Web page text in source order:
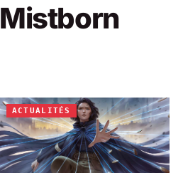
Mistborn
ACTUALITÉS